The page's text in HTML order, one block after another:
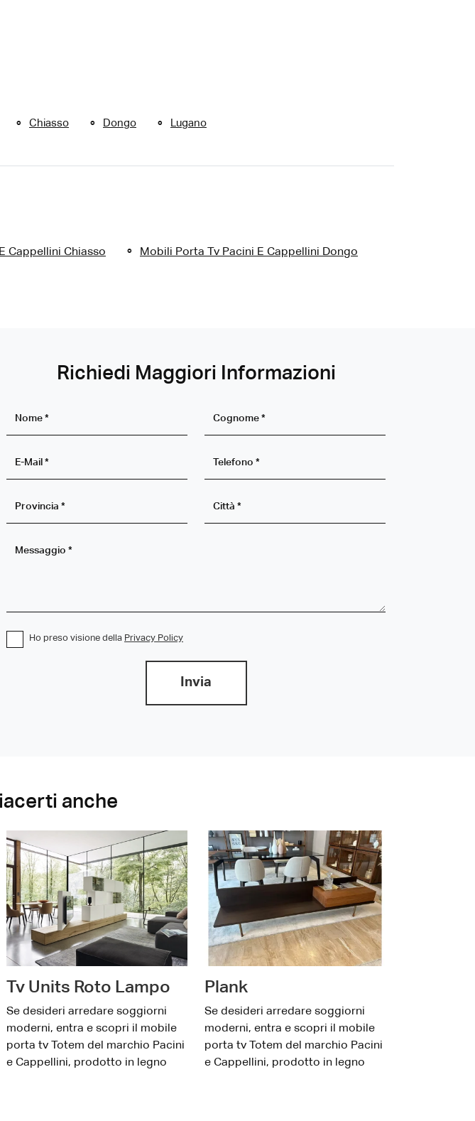
Chiasso Dongo Lugano
Cappellini Chiasso Mobili Porta Tv Pacini E Cappellini Dongo
Richiedi Maggiori Informazioni
Ho preso visione della Privacy Policy
Invia
anche
Tv Units Roto Lampo
Se desideri arredare soggiorni
moderni, entra e scopri il mobile
porta tv Totem del marchio Pacini
e Cappellini, prodotto in legno
Plank
Se desideri arredare soggiorni
moderni, entra e scopri il mobile
porta tv Totem del marchio Pacini
e Cappellini, prodotto in legno